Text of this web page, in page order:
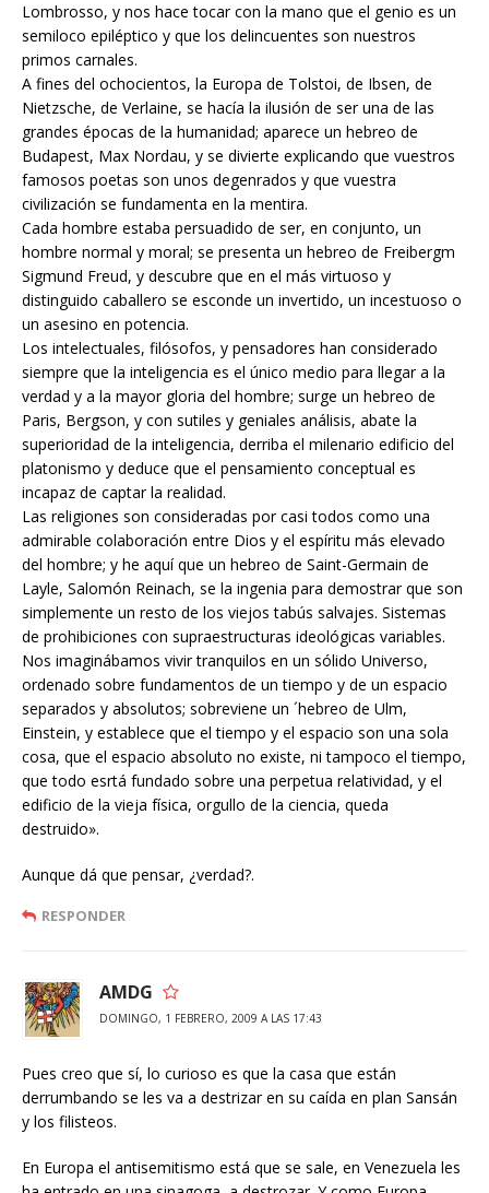
Lombrosso, y nos hace tocar con la mano que el genio es un
semiloco epiléptico y que los delincuentes son nuestros
primos carnales.
A fines del ochocientos, la Europa de Tolstoi, de Ibsen, de
Nietzsche, de Verlaine, se hacía la ilusión de ser una de las
grandes épocas de la humanidad; aparece un hebreo de
Budapest, Max Nordau, y se divierte explicando que vuestros
famosos poetas son unos degenrados y que vuestra
civilización se fundamenta en la mentira.
Cada hombre estaba persuadido de ser, en conjunto, un
hombre normal y moral; se presenta un hebreo de Freibergm
Sigmund Freud, y descubre que en el más virtuoso y
distinguido caballero se esconde un invertido, un incestuoso o
un asesino en potencia.
Los intelectuales, filósofos, y pensadores han considerado
siempre que la inteligencia es el único medio para llegar a la
verdad y a la mayor gloria del hombre; surge un hebreo de
Paris, Bergson, y con sutiles y geniales análisis, abate la
superioridad de la inteligencia, derriba el milenario edificio del
platonismo y deduce que el pensamiento conceptual es
incapaz de captar la realidad.
Las religiones son consideradas por casi todos como una
admirable colaboración entre Dios y el espíritu más elevado
del hombre; y he aquí que un hebreo de Saint-Germain de
Layle, Salomón Reinach, se la ingenia para demostrar que son
simplemente un resto de los viejos tabús salvajes. Sistemas
de prohibiciones con supraestructuras ideológicas variables.
Nos imaginábamos vivir tranquilos en un sólido Universo,
ordenado sobre fundamentos de un tiempo y de un espacio
separados y absolutos; sobreviene un ´hebreo de Ulm,
Einstein, y establece que el tiempo y el espacio son una sola
cosa, que el espacio absoluto no existe, ni tampoco el tiempo,
que todo esrtá fundado sobre una perpetua relatividad, y el
edificio de la vieja física, orgullo de la ciencia, queda
destruido».
Aunque dá que pensar, ¿verdad?.
RESPONDER
AMDG
DOMINGO, 1 FEBRERO, 2009 A LAS 17:43
Pues creo que sí, lo curioso es que la casa que están
derrumbando se les va a destrizar en su caída en plan Sansán
y los filisteos.
En Europa el antisemitismo está que se sale, en Venezuela les